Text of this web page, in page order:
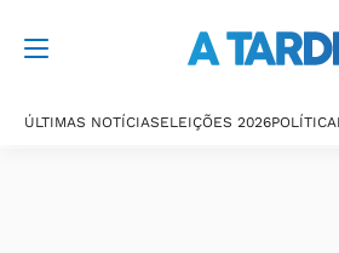
ÚLTIMAS NOTÍCIASELEIÇÕES 2026POLÍTICA